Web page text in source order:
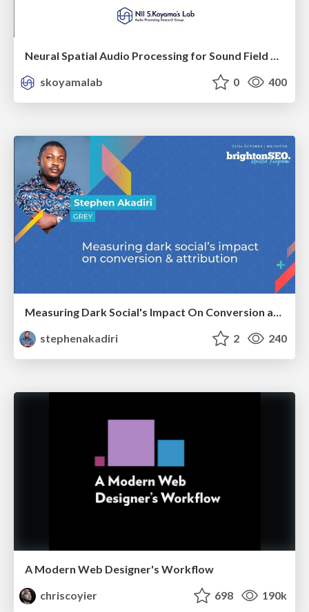
Neural Spatial Audio Processing for Sound Field Analysis and Control
skoyamalab
0 400
Measuring Dark Social's Impact On Conversion and Attribution
stephenakadiri
2 240
A Modern Web Designer's Workflow
chriscoyier
698 190k